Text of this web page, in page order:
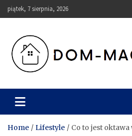
Skip
to
piątek, 7 sierpnia, 2026
Dom-
Home Lifestyle Co to jest oktawa